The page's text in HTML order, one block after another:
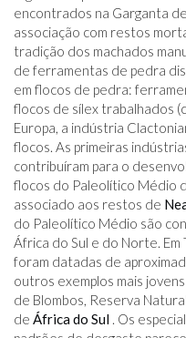
encontrados na Garganta
associação com restos
tradição dos machados
de ferramentas de pedra
em flocos de pedra:
flocos de sílex trabalhados
Europa, a indústria
flocos. As primeiras
contribuíram para o
flocos do Paleolítico Médio
associado aos restos de
do Paleolítico Médio são
África do Sul e do Norte. Em
foram datadas de
outros exemplos mais
de Blombos, Reserva
de África do Sul . Os